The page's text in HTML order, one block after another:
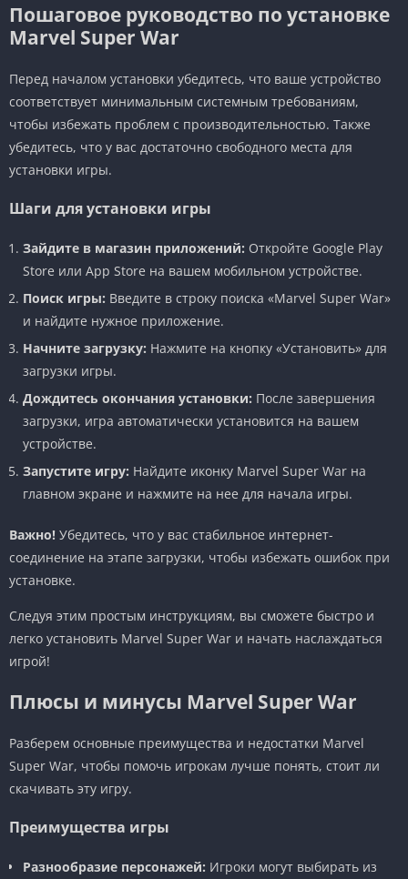
Пошаговое руководство по установке
Marvel Super War
Перед началом установки убедитесь, что ваше устройство
соответствует минимальным системным требованиям,
чтобы избежать проблем с производительностью. Также
убедитесь, что у вас достаточно свободного места для
установки игры.
Шаги для установки игры
Зайдите в магазин приложений: Откройте Google Play
Store или App Store на вашем мобильном устройстве.
Поиск игры: Введите в строку поиска «Marvel Super War»
и найдите нужное приложение.
Начните загрузку: Нажмите на кнопку «Установить» для
загрузки игры.
Дождитесь окончания установки: После завершения
загрузки, игра автоматически установится на вашем
устройстве.
Запустите игру: Найдите иконку Marvel Super War на
главном экране и нажмите на нее для начала игры.
Важно! Убедитесь, что у вас стабильное интернет-
соединение на этапе загрузки, чтобы избежать ошибок при
установке.
Следуя этим простым инструкциям, вы сможете быстро и
легко установить Marvel Super War и начать наслаждаться
игрой!
Плюсы и минусы Marvel Super War
Разберем основные преимущества и недостатки Marvel
Super War, чтобы помочь игрокам лучше понять, стоит ли
скачивать эту игру.
Преимущества игры
Разнообразие персонажей: Игроки могут выбирать из